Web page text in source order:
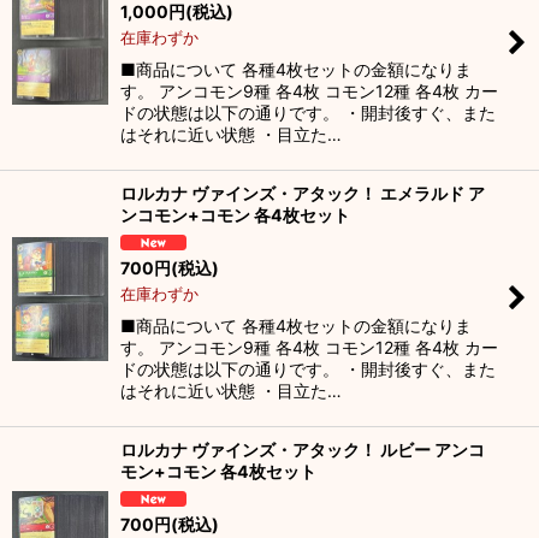
1,000円(税込)
在庫わずか
■商品について 各種4枚セットの金額になりま
す。 アンコモン9種 各4枚 コモン12種 各4枚 カー
ドの状態は以下の通りです。 ・開封後すぐ、また
はそれに近い状態 ・目立た…
ロルカナ ヴァインズ・アタック！ エメラルド ア
ンコモン+コモン 各4枚セット
700円(税込)
在庫わずか
■商品について 各種4枚セットの金額になりま
す。 アンコモン9種 各4枚 コモン12種 各4枚 カー
ドの状態は以下の通りです。 ・開封後すぐ、また
はそれに近い状態 ・目立た…
ロルカナ ヴァインズ・アタック！ ルビー アンコ
モン+コモン 各4枚セット
700円(税込)